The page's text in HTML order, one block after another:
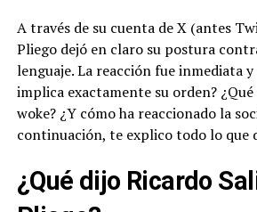
A través de su cuenta de X (antes
Pliego dejó en claro su postura
lenguaje. La reacción fue inmediata y
implica exactamente su orden? ¿Qué
woke? ¿Y cómo ha reaccionado la
continuación, te explico todo lo que
¿Qué dijo Ricardo